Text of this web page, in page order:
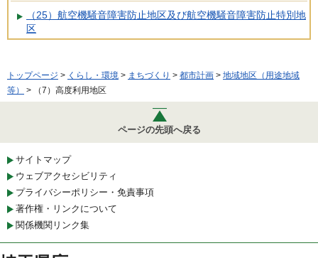
（25）航空機騒音障害防止地区及び航空機騒音障害防止特別地
区
トップページ > くらし・環境 > まちづくり > 都市計画 > 地域地区（用途地域
等）
> （7）高度利用地区
ページの先頭へ戻る
サイトマップ
ウェブアクセシビリティ
プライバシーポリシー・免責事項
著作権・リンクについて
関係機関リンク集